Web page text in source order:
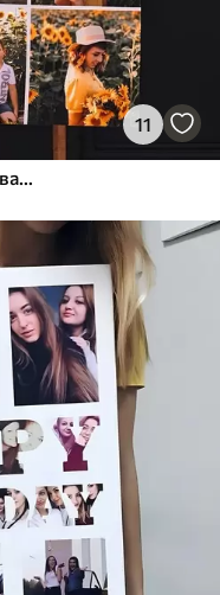
11
Зробити фотоколаж на полотні з вашої фотографії